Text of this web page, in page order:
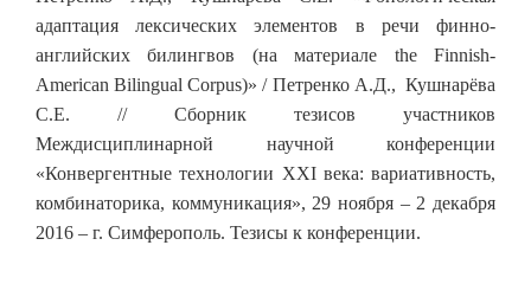
адаптация лексических элементов в речи финно-
английских билингвов (на материале the Finnish-
American Bilingual Corpus)» / Петренко А.Д., Кушнарёва
С.Е. // Сборник тезисов участников
Междисциплинарной научной конференции
«Конвергентные технологии ХХI века: вариативность,
комбинаторика, коммуникация», 29 ноября – 2 декабря
2016 – г. Симферополь. Тезисы к конференции.